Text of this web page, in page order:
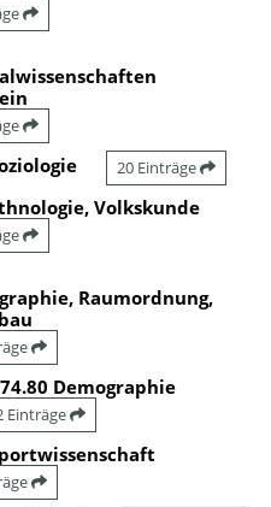
20 Einträge
Volkskunde
Raumordnung,
74.80 Demographie
Einträge